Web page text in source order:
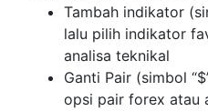
Tambah indikator
lalu pilih indikator
analisa teknikal
Ganti Pair (simbol
opsi pair forex atau